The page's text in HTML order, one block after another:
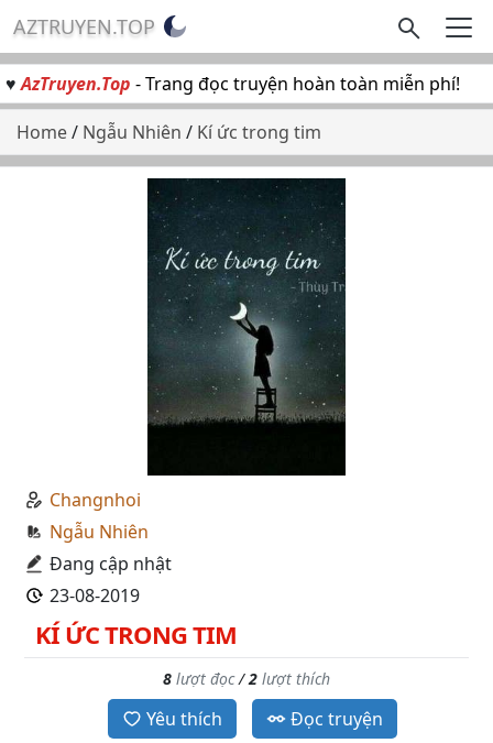
AZTRUYEN.TOP
♥AzTruyen.Top - Trang đọc truyện hoàn toàn miễn phí!
Home/ Ngẫu Nhiên / Kí ức trong tim
Changnhoi
Ngẫu Nhiên
Đang cập nhật
23-08-2019
KÍ ỨC TRONG TIM
8 lượt đọc/2 lượt thích
Yêu thích Đọc truyện